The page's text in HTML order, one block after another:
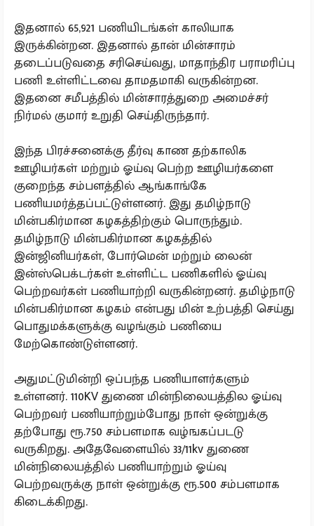
இதனால் 65,921 பணியிடங்கள் காலியாக
இருக்கின்றன. இதனால் தான் மின்சாரம்
தடைப்படுவதை சரிசெய்வது, மாதாந்திர பராமரிப்பு
பணி உள்ளிட்டவை தாமதமாகி வருகின்றன.
இதனை சமீபத்தில் மின்சாரத்துறை அமைச்சர்
நிர்மல் குமார் உறுதி செய்திருந்தார்.
இந்த பிரச்சனைக்கு தீர்வு காண தற்காலிக
ஊழியர்கள் மற்றும் ஓய்வு பெற்ற ஊழியர்களை
குறைந்த சம்பளத்தில் ஆங்காங்கே
பணியமர்த்தப்பட்டுள்ளனர். இது தமிழ்நாடு
மின்பகிர்மான கழகத்திற்கும் பொருந்தும்.
தமிழ்நாடு மின்பகிர்மான கழகத்தில்
இன்ஜினியர்கள், போர்மென் மற்றும் லைன்
இன்ஸ்பெக்டர்கள் உள்ளிட்ட பணிகளில் ஓய்வு
பெற்றவர்கள் பணியாற்றி வருகின்றனர். தமிழ்நாடு
மின்பகிர்மான கழகம் என்பது மின் உற்பத்தி செய்து
பொதுமக்களுக்கு வழங்கும் பணியை
மேற்கொண்டுள்ளனர்.
அதுமட்டுமின்றி ஒப்பந்த பணியாளர்களும்
உள்ளனர். 110KV துணை மின்நிலையத்தில ஓய்வு
பெற்றவர் பணியாற்றும்போது நாள் ஒன்றுக்கு
தற்போது ரூ.750 சம்பளமாக வழ்ஙகப்படடு
வருகிறது. அதேவேளையில் 33/11kv துணை
மின்நிலையத்தில் பணியாற்றும் ஓய்வு
பெற்றவருக்கு நாள் ஒன்றுக்கு ரூ.500 சம்பளமாக
கிடைக்கிறது.